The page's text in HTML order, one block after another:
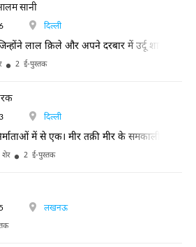
सानी
दिल्ली
लाल क़िले और अपने दरबार में उर्दू शायरी का
2 ई-पुस्तक
दिल्ली
में से एक। मीर तक़ी मीर के समकालीन
2 ई-पुस्तक
लखनऊ